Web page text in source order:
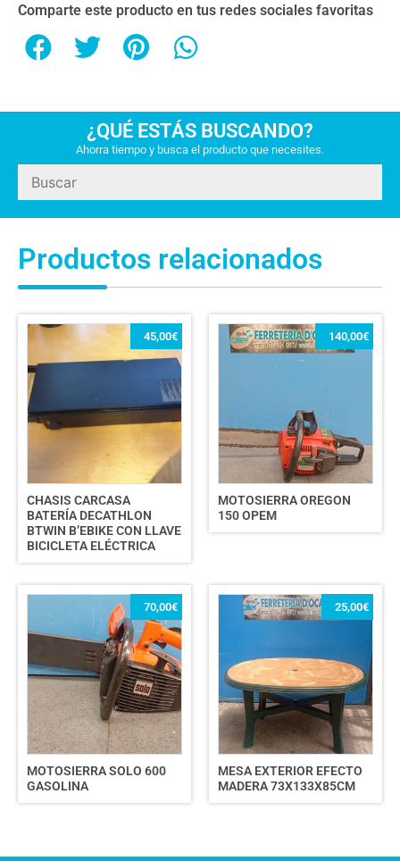
Comparte este producto en tus redes sociales favoritas
¿QUÉ ESTÁS BUSCANDO?
Ahorra tiempo y busca el producto que necesites.
Productos relacionados
CHASIS CARCASA
BATERÍA DECATHLON
BTWIN B’EBIKE CON LLAVE
BICICLETA ELÉCTRICA
45,00€
MOTOSIERRA OREGON
150 OPEM
140,00€
MOTOSIERRA SOLO 600
GASOLINA
70,00€
MESA EXTERIOR EFECTO
MADERA 73X133X85CM
25,00€